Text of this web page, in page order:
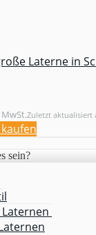
Laterne in
Zuletzt aktualisiert
sein?